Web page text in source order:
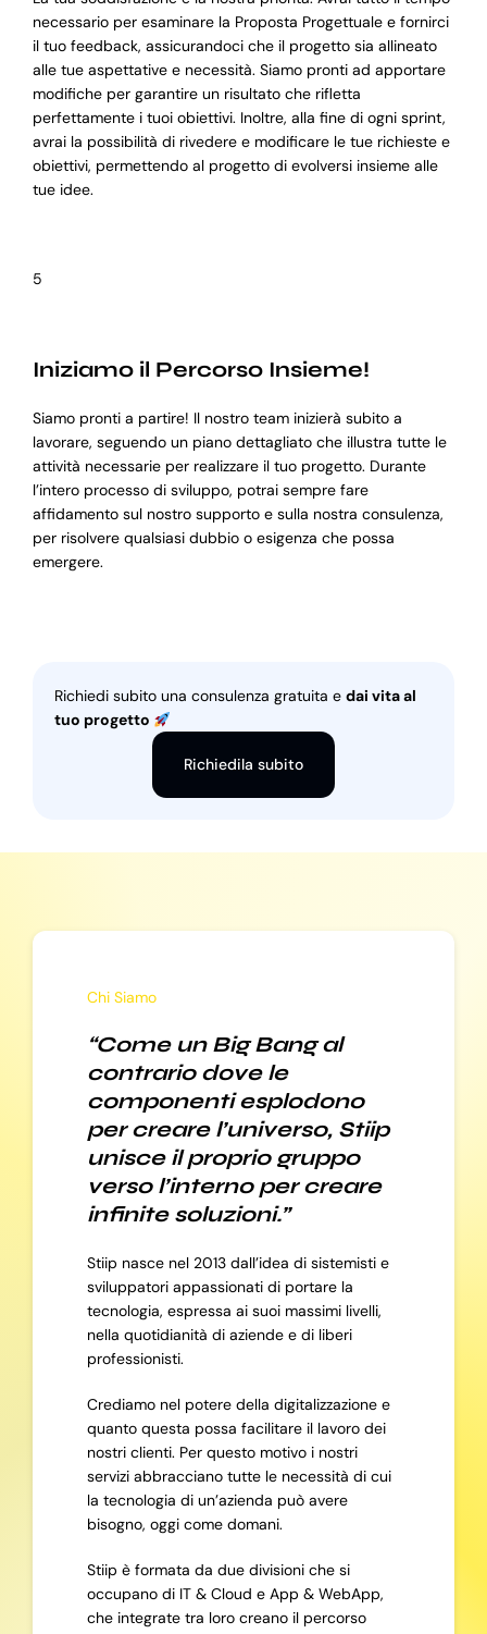
necessario per esaminare la Proposta Progettuale e fornirci
il tuo feedback, assicurandoci che il progetto sia allineato
alle tue aspettative e necessità. Siamo pronti ad apportare
modifiche per garantire un risultato che rifletta
perfettamente i tuoi obiettivi. Inoltre, alla fine di ogni sprint,
avrai la possibilità di rivedere e modificare le tue richieste e
obiettivi, permettendo al progetto di evolversi insieme alle
tue idee.
5
Iniziamo il Percorso Insieme!
Siamo pronti a partire! Il nostro team inizierà subito a
lavorare, seguendo un piano dettagliato che illustra tutte le
attività necessarie per realizzare il tuo progetto. Durante
l’intero processo di sviluppo, potrai sempre fare
affidamento sul nostro supporto e sulla nostra consulenza,
per risolvere qualsiasi dubbio o esigenza che possa
emergere.
Richiedi subito una consulenza gratuita e dai vita al
tuo progetto
Richiedila subito
Chi Siamo
“Come un Big Bang al
contrario dove le
componenti esplodono
per creare l’universo, Stiip
unisce il proprio gruppo
verso l’interno per creare
infinite soluzioni.”
Stiip nasce nel 2013 dall’idea di sistemisti e
sviluppatori appassionati di portare la
tecnologia, espressa ai suoi massimi livelli,
nella quotidianità di aziende e di liberi
professionisti.
Crediamo nel potere della digitalizzazione e
quanto questa possa facilitare il lavoro dei
nostri clienti. Per questo motivo i nostri
servizi abbracciano tutte le necessità di cui
la tecnologia di un’azienda può avere
bisogno, oggi come domani.
Stiip è formata da due divisioni che si
occupano di IT & Cloud e App & WebApp,
che integrate tra loro creano il percorso